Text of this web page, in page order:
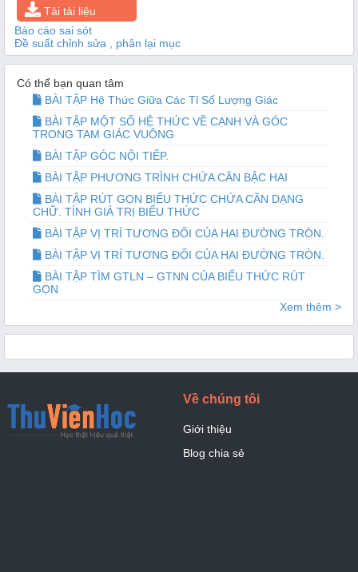
Tải tài liệu
Báo cáo sai sót
Đề suất chỉnh sửa , phân lại mục
Có thể bạn quan tâm
BÀI TẬP Hệ Thức Giữa Các Tỉ Số Lượng Giác
BÀI TẬP MỘT SỐ HỆ THỨC VỀ CẠNH VÀ GÓC
TRONG TAM GIÁC VUÔNG
BÀI TẬP GÓC NỘI TIẾP.
BÀI TẬP PHƯƠNG TRÌNH CHỨA CĂN BẬC HAI
BÀI TẬP RÚT GỌN BIỂU THỨC CHỨA CĂN DẠNG
CHỮ. TÍNH GIÁ TRỊ BIỂU THỨC
BÀI TẬP VỊ TRÍ TƯƠNG ĐỐI CỦA HAI ĐƯỜNG TRÒN.
BÀI TẬP VỊ TRÍ TƯƠNG ĐỐI CỦA HAI ĐƯỜNG TRÒN.
BÀI TẬP TÌM GTLN – GTNN CỦA BIỂU THỨC RÚT
GỌN
Xem thêm >
Về chúng tôi
Giới thiệu
Blog chia sẻ